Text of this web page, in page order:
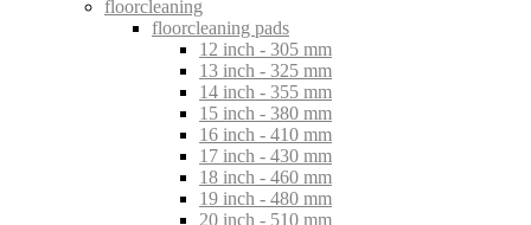
floorcleaning
floorcleaning pads
12 inch - 305 mm
13 inch - 325 mm
14 inch - 355 mm
15 inch - 380 mm
16 inch - 410 mm
17 inch - 430 mm
18 inch - 460 mm
19 inch - 480 mm
20 inch - 510 mm